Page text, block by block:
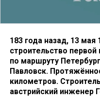
183 года назад, 13 мая
строительство
по маршруту
Павловск.
километров.
австрийский инженер